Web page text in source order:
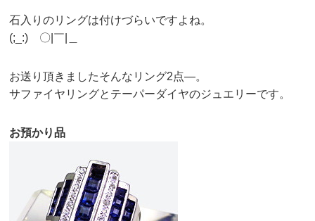
石入りのリングは付けづらいですよね。
(;_:) 〇|￣|＿
お送り頂きましたそんなリング2点—。
サファイヤリングとテーパーダイヤのジュエリーです。
お預かり品